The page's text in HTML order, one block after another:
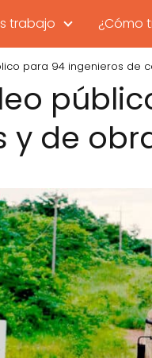
trabajo ¿Cómo
para 94 ingenieros de
y de